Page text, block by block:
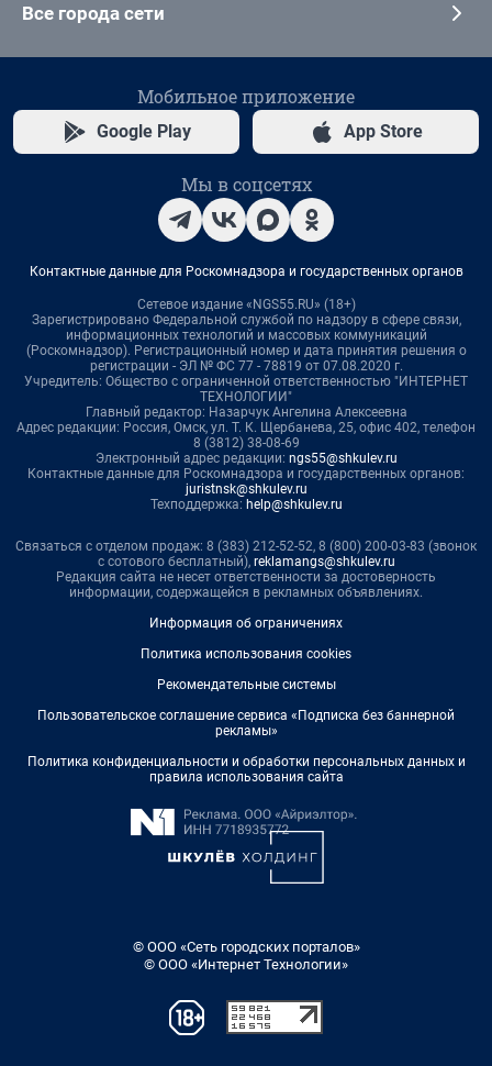
Все города сети
Мобильное приложение
Google Play App Store
Мы в соцсетях
Контактные данные для Роскомнадзора и государственных органов
Сетевое издание «NGS55.RU» (18+)
Зарегистрировано Федеральной службой по надзору в сфере связи,
информационных технологий и массовых коммуникаций
(Роскомнадзор). Регистрационный номер и дата принятия решения о
регистрации - ЭЛ № ФС 77 - 78819 от 07.08.2020 г.
Учредитель: Общество с ограниченной ответственностью "ИНТЕРНЕТ
ТЕХНОЛОГИИ"
Главный редактор: Назарчук Ангелина Алексеевна
Адрес редакции: Россия, Омск, ул. Т. К. Щербанева, 25, офис 402, телефон
8 (3812) 38-08-69
Электронный адрес редакции: ngs55@shkulev.ru
Контактные данные для Роскомнадзора и государственных органов:
juristnsk@shkulev.ru
Техподдержка: help@shkulev.ru
Связаться с отделом продаж: 8 (383) 212-52-52, 8 (800) 200-03-83 (звонок
с сотового бесплатный), reklamangs@shkulev.ru
Редакция сайта не несет ответственности за достоверность
информации, содержащейся в рекламных объявлениях.
Информация об ограничениях
Политика использования cookies
Рекомендательные системы
Пользовательское соглашение сервиса «Подписка без баннерной
рекламы»
Политика конфиденциальности и обработки персональных данных и
правила использования сайта
© ООО «Сеть городских порталов»
© ООО «Интернет Технологии»